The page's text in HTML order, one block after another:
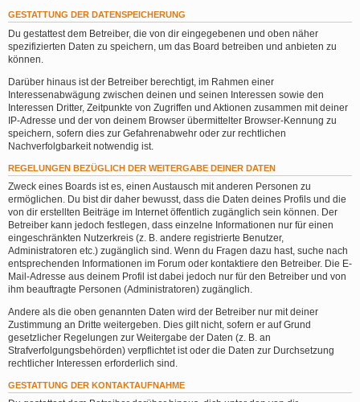
GESTATTUNG DER DATENSPEICHERUNG
Du gestattest dem Betreiber, die von dir eingegebenen und oben näher
spezifizierten Daten zu speichern, um das Board betreiben und anbieten zu
können.
Darüber hinaus ist der Betreiber berechtigt, im Rahmen einer
Interessenabwägung zwischen deinen und seinen Interessen sowie den
Interessen Dritter, Zeitpunkte von Zugriffen und Aktionen zusammen mit deiner
IP-Adresse und der von deinem Browser übermittelter Browser-Kennung zu
speichern, sofern dies zur Gefahrenabwehr oder zur rechtlichen
Nachverfolgbarkeit notwendig ist.
REGELUNGEN BEZÜGLICH DER WEITERGABE DEINER DATEN
Zweck eines Boards ist es, einen Austausch mit anderen Personen zu
ermöglichen. Du bist dir daher bewusst, dass die Daten deines Profils und die
von dir erstellten Beiträge im Internet öffentlich zugänglich sein können. Der
Betreiber kann jedoch festlegen, dass einzelne Informationen nur für einen
eingeschränkten Nutzerkreis (z. B. andere registrierte Benutzer,
Administratoren etc.) zugänglich sind. Wenn du Fragen dazu hast, suche nach
entsprechenden Informationen im Forum oder kontaktiere den Betreiber. Die E-
Mail-Adresse aus deinem Profil ist dabei jedoch nur für den Betreiber und von
ihm beauftragte Personen (Administratoren) zugänglich.
Andere als die oben genannten Daten wird der Betreiber nur mit deiner
Zustimmung an Dritte weitergeben. Dies gilt nicht, sofern er auf Grund
gesetzlicher Regelungen zur Weitergabe der Daten (z. B. an
Strafverfolgungsbehörden) verpflichtet ist oder die Daten zur Durchsetzung
rechtlicher Interessen erforderlich sind.
GESTATTUNG DER KONTAKTAUFNAHME